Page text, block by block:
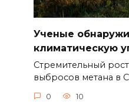
Ученые
климатическую
Стремительный
выбросов метана в
0 10